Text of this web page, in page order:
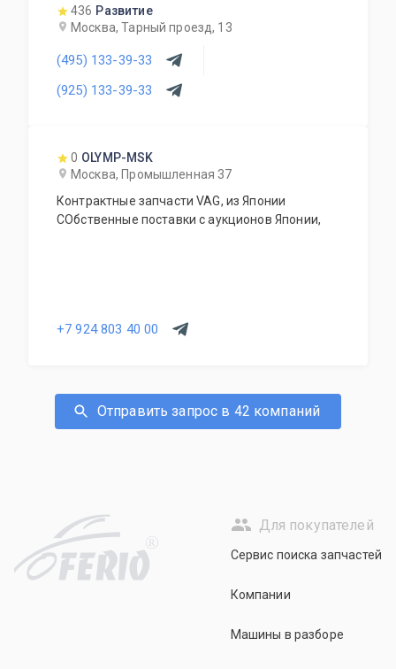
привода, подрамники, рулевые рейки и др,
436 Развитие
Москва, Тарный проезд, 13
(495) 133-39-33
(925) 133-39-33
0 OLYMP-MSK
Москва, Промышленная 37
Контрактные запчасти VAG, из Японии
СОбственные поставки с аукционов Японии,
+7 924 803 40 00
Отправить запрос в 42 компаний
R
Для покупателей
Сервис поиска запчастей
Компании
Машины в разборе